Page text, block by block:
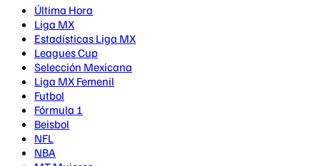
Última Hora
Liga MX
Estadísticas Liga MX
Leagues Cup
Selección Mexicana
Liga MX Femenil
Futbol
Fórmula 1
Beisbol
NFL
NBA